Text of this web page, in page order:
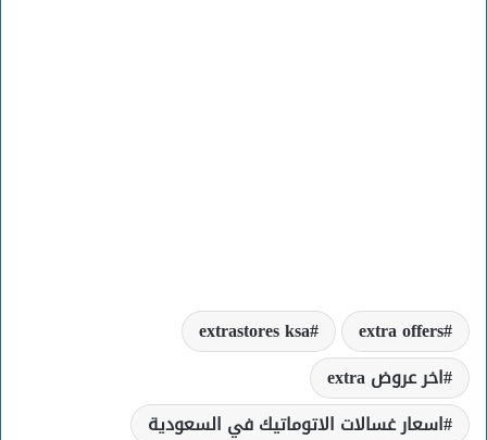
extra offers
extrastores ksa
اخر عروض extra
اسعار غسالات الاتوماتيك في السعودية